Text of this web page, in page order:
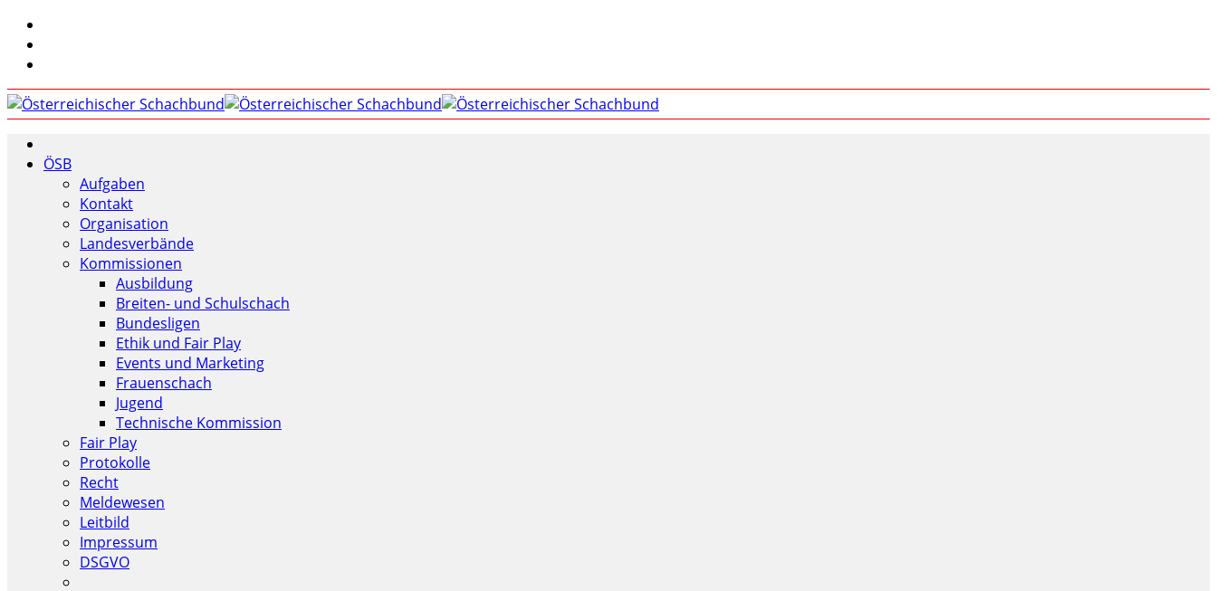
ÖSB
Aufgaben
Kontakt
Organisation
Landesverbände
Kommissionen
Ausbildung
Breiten- und Schulschach
Bundesligen
Ethik und Fair Play
Events und Marketing
Frauenschach
Jugend
Technische Kommission
Fair Play
Protokolle
Recht
Meldewesen
Leitbild
Impressum
DSGVO